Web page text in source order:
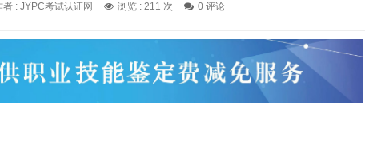
者 : JYPC考试认证网 浏览 : 211 次 0 评论